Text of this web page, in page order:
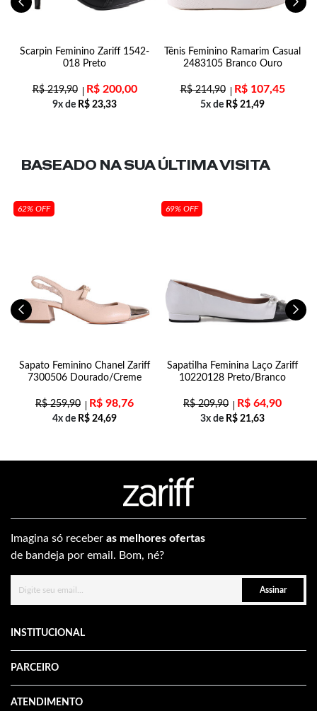
Scarpin Feminino Zariff 1542-
018 Preto
R$219,90 R$200,00
9x de R$ 23,33
Tênis Feminino Ramarim Casual
2483105 Branco Ouro
R$214,90 R$107,45
5x de R$ 21,49
BASEADO NA SUAÚLTIMA VISITA
62% OFF
Sapato Feminino Chanel Zariff
7300506 Dourado/Creme
R$259,90 R$ 98,76
4x de R$ 24,69
69% OFF
Sapatilha Feminina Laço Zariff
10220128 Preto/Branco
R$209,90 R$ 64,90
3x de R$ 21,63
Imagina só receber as melhores ofertas
de bandeja por email. Bom, né?
Assinar
INSTITUCIONAL
PARCEIRO
ATENDIMENTO